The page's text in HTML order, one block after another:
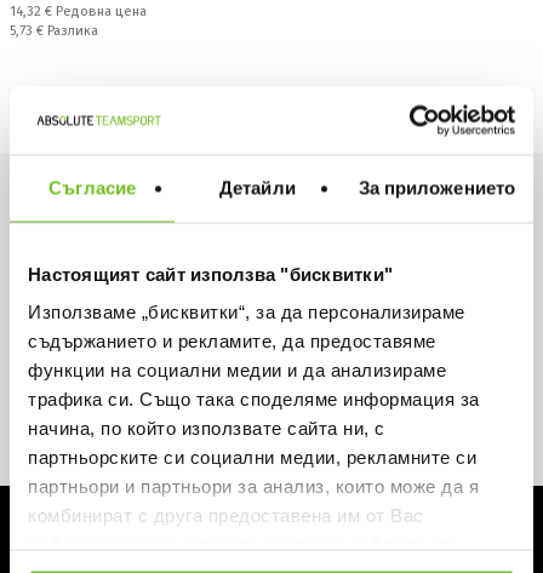
Съгласие Детайли За приложението
Настоящият сайт използва "бисквитки"
Използваме „бисквитки“, за да персонализираме
съдържанието и рекламите, да предоставяме
функции на социални медии и да анализираме
трафика си. Също така споделяме информация за
начина, по който използвате сайта ни, с
партньорските си социални медии, рекламните си
партньори и партньори за анализ, които може да я
комбинират с друга предоставена им от Вас
Редовна цена:
14,32 € Редовна цена
Спестявате:
5,73 € Разлика
Искаш да си първи в списъка ни?
нито една оферта.
Абонирай се
ЗА ABSOLUTE TEAMSPORT